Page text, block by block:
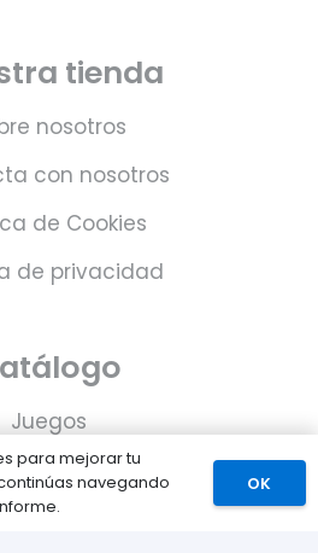
tienda
nosotros
con nosotros
de Cookies
de privacidad
Juegos
Consolas
para tu PS5
para mejorar tu
navegando
OK